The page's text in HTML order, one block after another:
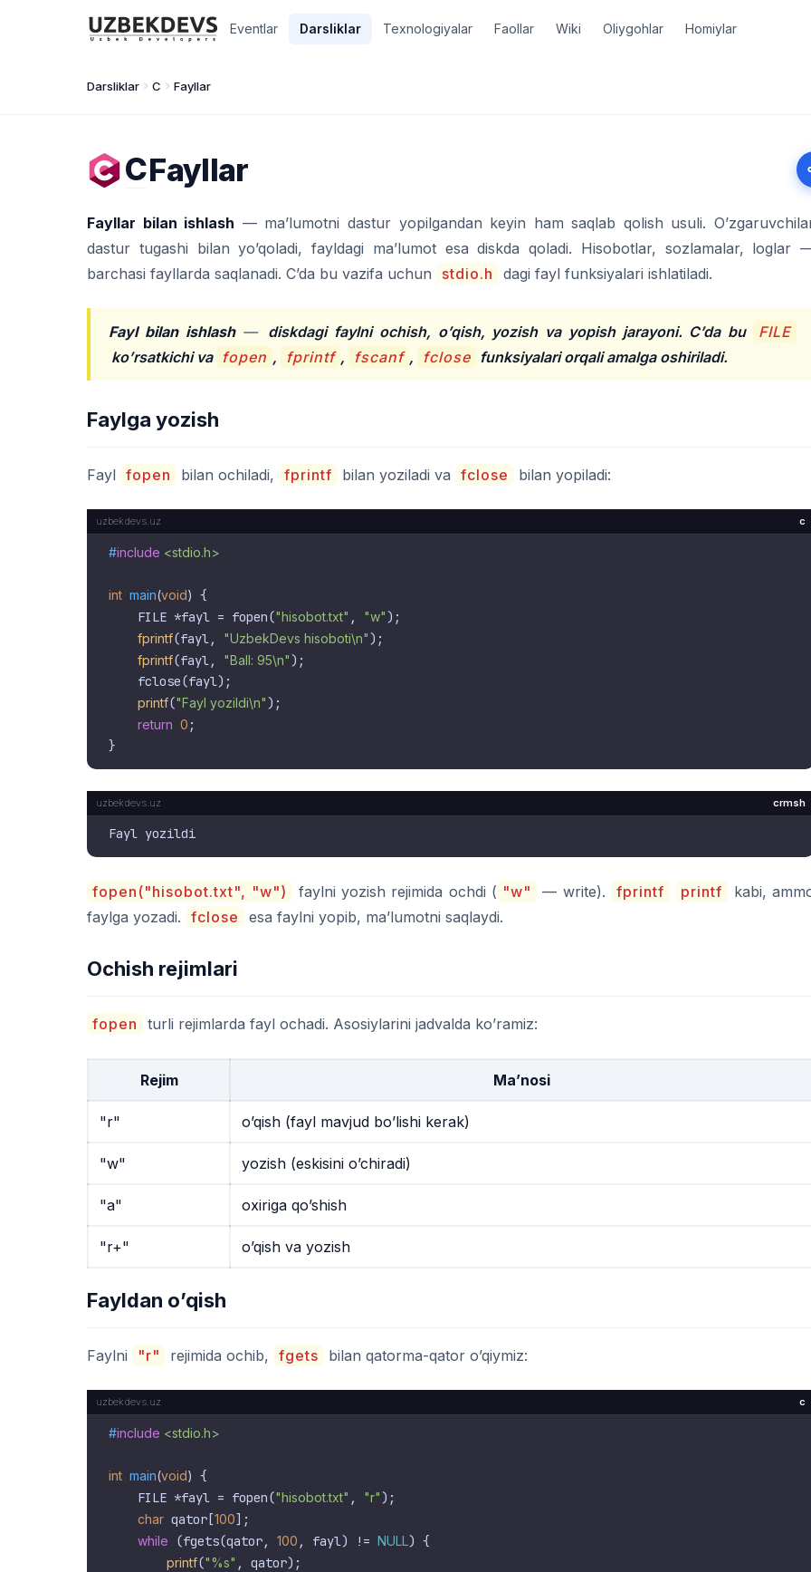
Eventlar Darsliklar Texnologiyalar Faollar Wiki Oliygohlar Homiylar
Darsliklar C Fayllar
CFayllar
Fayllar bilan ishlash — ma’lumotni dastur yopilgandan keyin ham saqlab qolish usuli.
dastur tugashi bilan yo’qoladi, fayldagi ma’lumot esa diskda qoladi. Hisobotlar, sozlamalar, loglar
barchasi fayllarda saqlanadi. C’da bu vazifa uchun
stdio.h dagi fayl funksiyalari ishlatiladi.
Fayl bilan ishlash— diskdagi faylni ochish, o’qish, yozish va yopish jarayoni. C’da bu
FILE
ko’rsatkichi va fopen , fprintf , fscanf , fclose funksiyalari orqali amalga oshiriladi.
Faylga yozish
Fayl fopen bilan ochiladi, fprintf bilan yoziladi va fclose bilan yopiladi:
c
#include <stdio.h>
int main(void) {
    FILE *fayl = fopen(
"hisobot.txt" , "w");
fprintf(fayl, "UzbekDevs hisoboti\n");
fprintf(fayl, "Ball: 95\n");
    fclose(fayl);
printf("Fayl yozildi\n");
return 0 ;
crmsh
fopen("hisobot.txt", "w") faylni yozish rejimida ochdi ( "w" — write). fprintf printf
kabi,
faylga yozadi. fclose esa faylni yopib, ma’lumotni saqlaydi.
Ochish rejimlari
fopen turli rejimlarda fayl ochadi. Asosiylarini jadvalda ko’ramiz:
Rejim Ma’nosi
"r" o’qish (fayl mavjud bo’lishi kerak)
"w" yozish (eskisini o’chiradi)
"a" oxiriga qo’shish
"r+" o’qish va yozish
Fayldan o’qish
Faylni "r" rejimida ochib, fgets bilan qatorma-qator o’qiymiz:
c
#include <stdio.h>
int main(void) {
    FILE *fayl = fopen(
"hisobot.txt" , "r");
char qator[100];
while (fgets(qator, 100 , fayl) != NULL) {
printf("%s" , qator);